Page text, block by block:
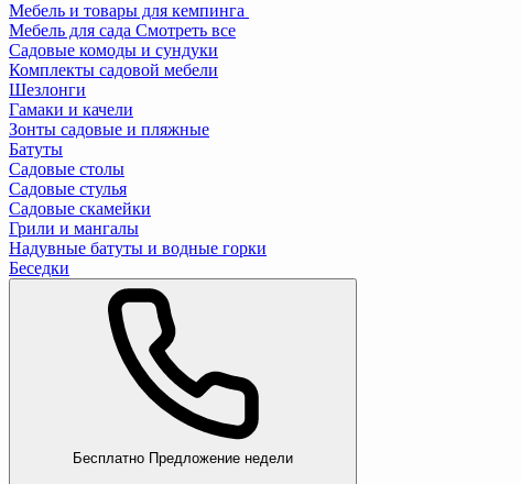
Мебель и товары для кемпинга
Мебель для сада Смотреть все
Садовые комоды и сундуки
Комплекты садовой мебели
Шезлонги
Гамаки и качели
Зонты садовые и пляжные
Батуты
Садовые столы
Садовые стулья
Садовые скамейки
Грили и мангалы
Надувные батуты и водные горки
Беседки
Бесплатно Предложение недели